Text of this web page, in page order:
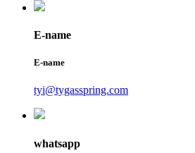
E-name
E-name
tyi@tygasspring.com
whatsapp